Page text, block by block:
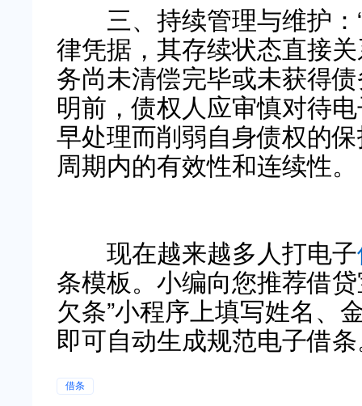
三、持续管理与维护：
律凭据，其存续状态直接
务尚未清偿完毕或未获得
明前，债权人应审慎对待
早处理而削弱自身债权的
周期内的有效性和连续性。
现在越来越多人打电子
条模板。小编向您推荐借
欠条”小程序上填写姓名、
即可自动生成规范电子借
借条